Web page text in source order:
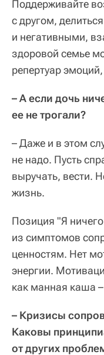
Поддерживайте
с другом,
и негативными,
здоровой семье
репертуар
– А если дочь
ее не трогали?
– Даже и в этом
не надо. Пусть
выручать, вести.
жизнь.
Позиция "Я
из симптомов
ценностям. Нет
энергии.
как манная каша
– Кризисы
Каковы
от других